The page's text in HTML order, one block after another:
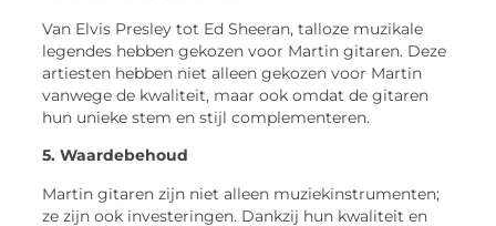
Van Elvis Presley tot Ed Sheeran, talloze muzikale
legendes hebben gekozen voor Martin gitaren. Deze
artiesten hebben niet alleen gekozen voor Martin
vanwege de kwaliteit, maar ook omdat de gitaren
hun unieke stem en stijl complementeren.
5. Waardebehoud
Martin gitaren zijn niet alleen muziekinstrumenten;
ze zijn ook investeringen. Dankzij hun kwaliteit en